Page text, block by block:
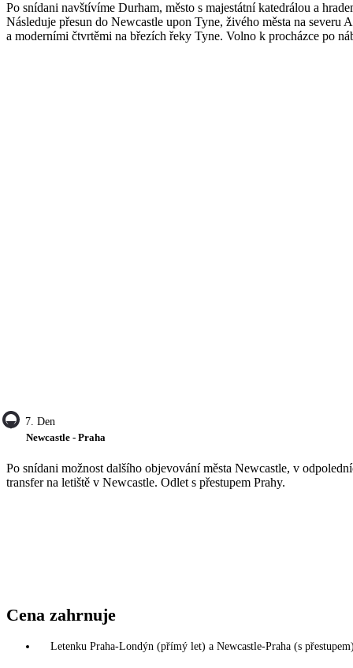
Po snídani navštívíme Durham, město s majestátní katedrálou a
Následuje přesun do Newcastle upon Tyne, živého města na severu
a moderními čtvrtěmi na březích řeky Tyne. Volno k procházce po
7. Den
Newcastle - Praha
Po snídani možnost dalšího objevování města Newcastle, v
transfer na letiště v Newcastle. Odlet s přestupem Prahy.
Cena zahrnuje
Letenku Praha-Londýn (přímý let) a Newcastle-Praha (s